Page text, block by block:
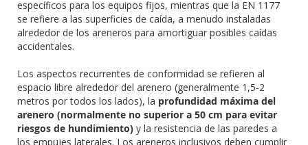
específicos para los equipos fijos, mientras que la EN 1177
se refiere a las superficies de caída, a menudo instaladas
alrededor de los areneros para amortiguar posibles caídas
accidentales.
Los aspectos recurrentes de conformidad se refieren al
espacio libre alrededor del arenero (generalmente 1,5-2
metros por todos los lados), la profundidad máxima del
arenero (normalmente no superior a 50 cm para evitar
riesgos de hundimiento) y la resistencia de las paredes a
los empujes laterales. Los areneros inclusivos deben cumplir